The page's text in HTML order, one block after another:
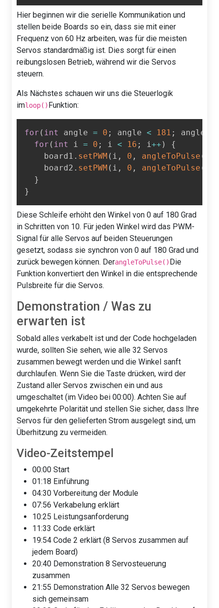
Hier beginnen wir die serielle Kommunikation und
stellen beide Boards so ein, dass sie mit einer
Frequenz von 60 Hz arbeiten, was für die meisten
Servos standardmäßig ist. Dies sorgt für einen
reibungslosen Betrieb, während wir die Servos
steuern.
Als Nächstes schauen wir uns die Steuerlogik
imloop()Funktion:
for ( int angle = 0 ; angle < 181 ; angle
for ( int i = 0 ; i < 16 ; i++ )
{
    board1
. setPWM ( i , 0 , angleToPulse (
    board2
. setPWM ( i , 0 , angleToPulse (
}
}
Diese Schleife erhöht den Winkel von 0 auf 180 Grad
in Schritten von 10. Für jeden Winkel wird das PWM-
Signal für alle Servos auf beiden Steuerungen
gesetzt, sodass sie synchron von 0 auf 180 Grad und
zurück bewegen können. DerangleToPulse()Die
Funktion konvertiert den Winkel in die entsprechende
Pulsbreite für die Servos.
Demonstration / Was zu
erwarten ist
Sobald alles verkabelt ist und der Code hochgeladen
wurde, sollten Sie sehen, wie alle 32 Servos
zusammen bewegt werden und die Winkel sanft
durchlaufen. Wenn Sie die Taste drücken, wird der
Zustand aller Servos zwischen ein und aus
umgeschaltet (im Video bei 00:00). Achten Sie auf
umgekehrte Polarität und stellen Sie sicher, dass Ihre
Servos für den gelieferten Strom ausgelegt sind, um
Überhitzung zu vermeiden.
Video-Zeitstempel
00:00 Start
01:18 Einführung
04:30 Vorbereitung der Module
07:56 Verkabelung erklärt
10:25 Leistungsanforderung
11:33 Code erklärt
19:54 Code 2 erklärt (8 Servos zusammen auf
jedem Board)
20:40 Demonstration 8 Servosteuerung
zusammen
21:55 Demonstration Alle 32 Servos bewegen
sich gemeinsam